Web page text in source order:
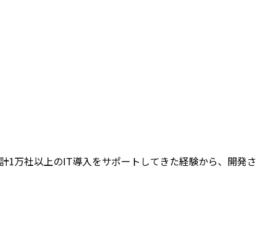
1万社以上のIT導入をサポートしてきた経験から、開発さ